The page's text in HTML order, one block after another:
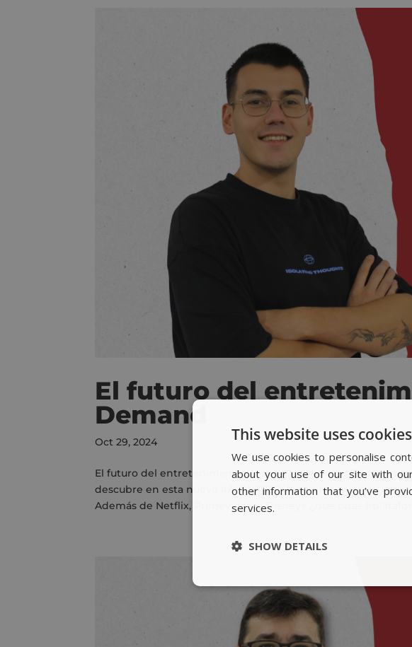
El futuro del
Demand
Oct 29, 2024
El futuro del entretenimiento: Video On Demand Desde
descubre en esta nueva #AVANTPEDIA los entresijos de la
Además de Netflix, Primevideo o Disney+ ¿qué otras
This website uses
We use cookies to personalise
about your use of our site with
other information that you’ve
services.
SHOW DETAILS